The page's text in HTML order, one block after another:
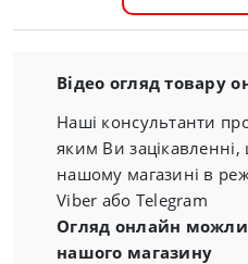
Відео огляд товару
Наші консультанти
яким Ви
нашому магазині в
Viber або Telegram
Огляд онлайн
нашого магазину